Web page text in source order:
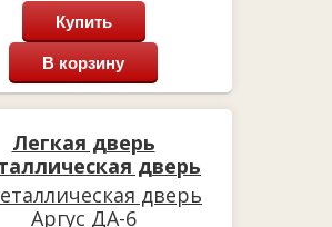
Купить
В корзину
Легкая дверь
дверь
Аргус ДА-6